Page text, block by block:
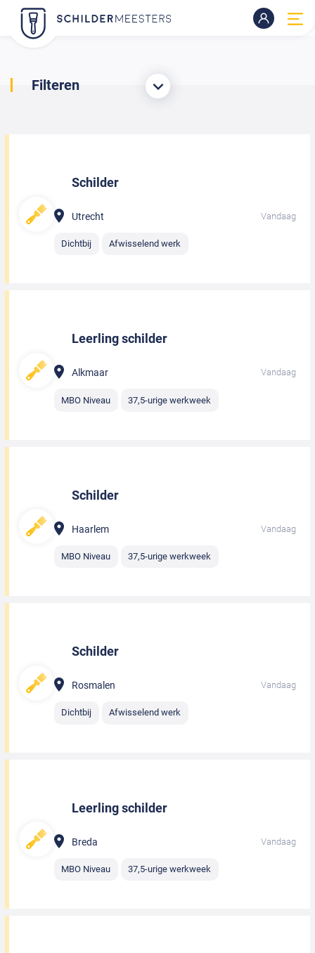
Filteren
Schilder
Utrecht Vandaag
Dichtbij Afwisselend werk
Leerling schilder
Alkmaar Vandaag
MBO Niveau 37,5-urige werkweek
Schilder
Haarlem Vandaag
MBO Niveau 37,5-urige werkweek
Schilder
Rosmalen Vandaag
Dichtbij Afwisselend werk
Leerling schilder
Breda Vandaag
MBO Niveau 37,5-urige werkweek